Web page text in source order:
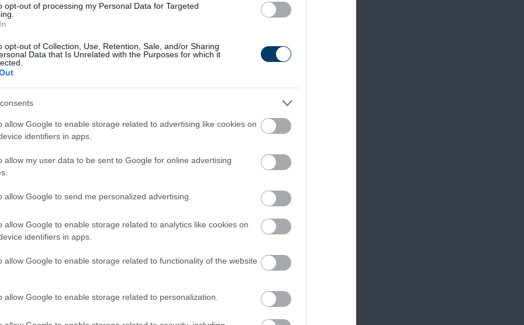
opt-out of processing my Personal Data for Targeted
opt-out of Collection, Use, Retention, Sale, and/or Sharing
Data that Is Unrelated with the Purposes for which it
allow Google to enable storage related to advertising like cookies on
identifiers in apps.
allow my user data to be sent to Google for online advertising
allow Google to send me personalized advertising.
allow Google to enable storage related to analytics like cookies on
identifiers in apps.
allow Google to enable storage related to functionality of the website
allow Google to enable storage related to personalization.
megjelent, köztük festményekben, szobrokban,
és filmekben.